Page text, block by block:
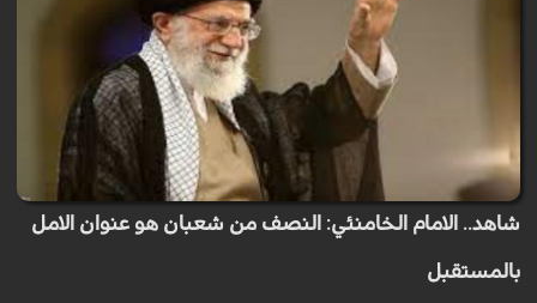
شاهد.. الامام الخامنئي: النصف من شعبان هو عنوان الامل
بالمستقبل